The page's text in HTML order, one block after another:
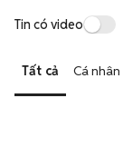
Tin có video
Tất cả Cá nhân